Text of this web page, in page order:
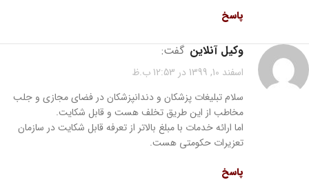
پاسخ
وکیل آنلاین گفت:
اسفند 10, 1399 در 12:53 ب.ظ
سلام تبلیغات پزشکان و دندانپزشکان در فضای مجازی و جلب
مخاطب از این طریق تخلف هست و قابل شکایت.
اما ارائه خدمات با مبلغ بالاتر از تعرفه قابل شکایت در سازمان
تعزیرات حکومتی هست.
پاسخ